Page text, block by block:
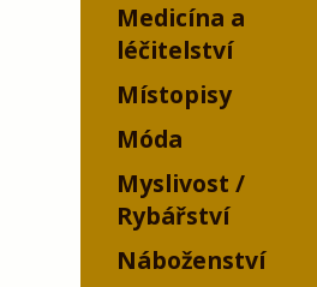
Medicína a
léčitelství
Místopisy
Móda
Myslivost /
Rybářství
Náboženství